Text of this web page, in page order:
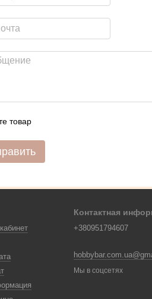
товар
Контактная
+380951794607
Мы в соцсетях